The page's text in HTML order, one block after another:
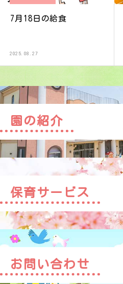
7月18日の給食
2025.08.27
園の紹介
保育サービス
お問い合わせ